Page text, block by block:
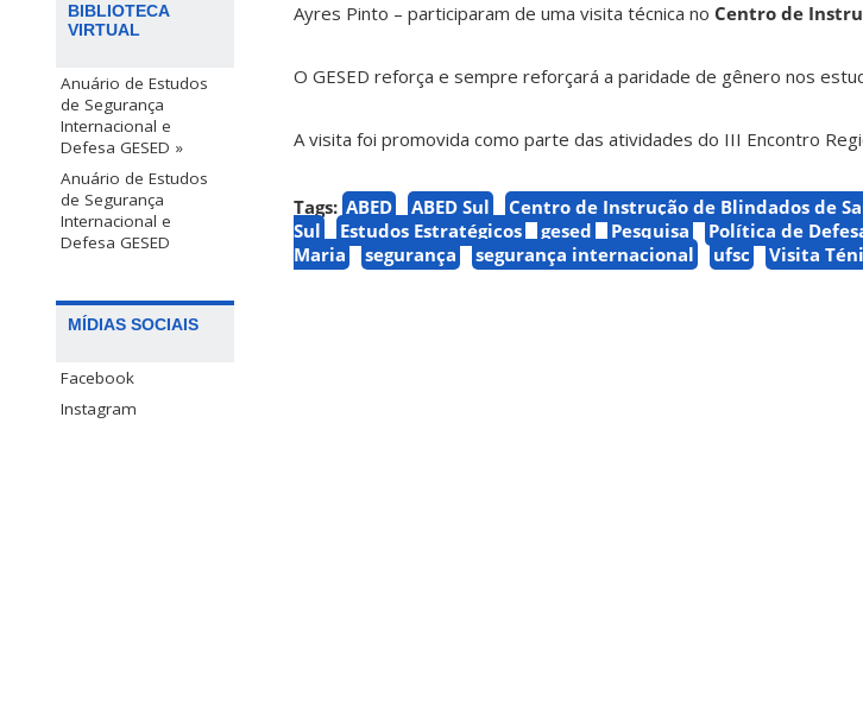
BIBLIOTECA
VIRTUAL
Anuário de Estudos
de Segurança
Internacional e
Defesa GESED »
Anuário de Estudos
de Segurança
Internacional e
Defesa GESED
MÍDIAS SOCIAIS
Facebook
Instagram
Ayres Pinto – participaram de uma visita técnica no Centro de
O GESED reforça e sempre reforçará a paridade de gênero nos
A visita foi promovida como parte das atividades do III Encontro
Tags: ABED ABED Sul Centro de Instrução de Blindados de
Sul
Estudos Estratégicos gesed Pesquisa Política de
Maria
segurança segurança internacional ufsc Visita